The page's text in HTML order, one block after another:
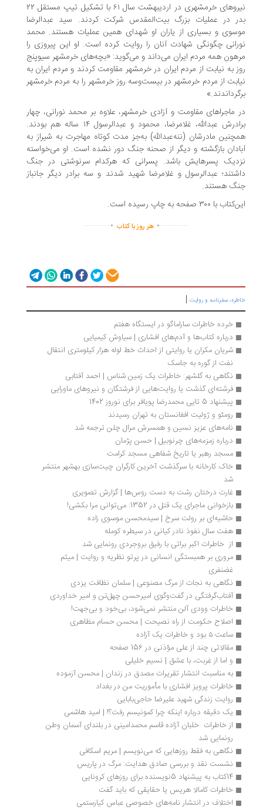
نیروهای خرمشهری در اردیبهشت سال ۶۱ با تشکیل تیپ مستقل ۲۲
در عملیات بزرگ بیت‌المقدس شرکت کردند. سید عبدالرضا
و بسیاری از یاران او شهدای همین عملیات هستند. محمد
چگونگی شهادت آنان را روایت کرده است. او این پیروزی را
همه مردم ایران می‌داند و می‌گوید: «بچه‌های خرمشهر سیوپنج
به نیابت از مردم ایران در خرمشهر مقاومت‌ کردند و مردم ایران به
از مردم خرمشهر در بیست‌وسه روز خرمشهر را به مردم خرمشهر
ماجراهای مقاومت و آزادی خرمشهر، علاوه بر محمد نورانی، چهار
برادرش عبدالله، غلامرضا، محمود و عبدالرسول ۱۴ ساله هم بودند.
مادرشان (ننه‌عبدالله) به‌جز مدت کوتاه مهاجرت به شیراز به
بازگشته و دیگر از صحنه جنگ دور نشده است. او می‌خواسته
پسرهایش باشد. پسرانی که هرکدام سرنوشتی در جنگ
عبدالرسول و غلامرضا شهید شدند و سه برادر دیگر جانباز
هستند.
با ۳۰۰ صفحه به چاپ رسیده است.
...............
. هر روز با کتاب.
..............
سفرنامه‌ و روایت|
خرده خاطرات ساراماگو در ایستگاه هفتم
درباره کتاب‌ها و آدم‌های افشاری | سیاوش کیمیایی
شریان مکران یا روایتی از احداث خط لوله هزار کیلومتری انتقال
نفت از گوره به جاسک
نگاهی به گلشهر: خاطرات یک زمین شناس | احمد آفتابی
فرشته‌ای گذشت یا روایت‌هایی از فرشتگان و نیروهای ماورایی
پیشنهاد 5 تایی محمدرضا پویافر برای نوروز 1402
رومئو و ژولیت افغانستان به تهران رسیدند
نامه‌های عزیز نسین و همسرش مرال چلن ترجمه شد
درباره زمزمه‌های چرنوبیل | حسن پژمان
مسجد رهبر یا تاریخ شفاهی مسجد کرامت
خاک کارخانه با سرگذشت آخرین کارگران چیت‌سازی بهشهر منتشر
غارت درختان رشت به دست روس‌ها | گزارش تصویری
بازخوانی ماجرای یک قتل در 1352: می‌توانی مرا بکشی!
حاشیه‌ای بر رولت سرخ | سیدمحسن موسوی زاده
هفت سال نفوذ نادر کیانی در سیطره کومله
از  خاطرات اکبر براتی با رفیق بروجردی رونمایی شد
مروری بر همبستگی انسانی در پرتو نظریه و روایت | میثم
غضنفری
نگاهی به نجات از مرگ مصنوعی | سلمان نظافت یزدی
آفتاب‌گرفتگی در گفت‌وگوی امیرحسن چهل‌تن و امیر خداوردی
خاطرات وودی آلن منتشر نمی‌شود، بی‌خود و بی‌جهت!
اصلا‌ح حکومت از راه نصیحت | محسن حسام مظاهری
ساعت ۵ بود و خاطرات یک آزاده
مقالاتی چند از علی مؤذنی در 156 صفحه
و اما از غربت، با عشق | نسیم خلیلی
به مناسبت انتشار تقریرات مصدق در زندان | محسن آزموده
خاطرات پرویز افشاری با مأموریت من در بغداد
روایت زندگی شهید علیرضا حاجی‌بابایی
یک دقیقه درباره اینکه چرا کمونیسم رفت؟! | امید هاشمی
از خاطرات  خلبان آزاده قاسم محمدامینی در بلندای آسمان وطن
رونمایی شد
نگاهی به فقط روزهایی که می‌نویسم | مریم اسکافی
نشست نقد و بررسی صادق هدایت: مرگ در پاریس
خاطرات کامالا هریس یا حقایقی که باید گفت
اختلاف در انتشار نامه‌های خصوصی عباس کیارستمی